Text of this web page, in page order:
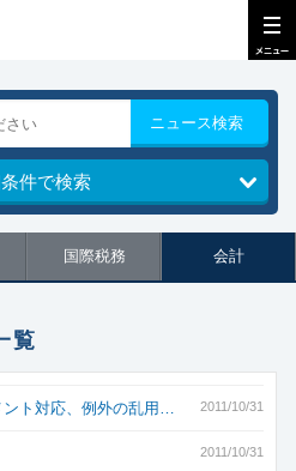
ニュース検索
件で検索
国際税務 会計
覧
2011/10/31
ト対応、例外の乱用…
2011/10/31